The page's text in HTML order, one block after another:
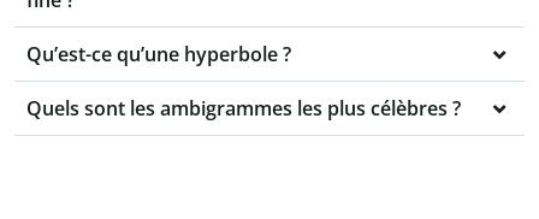
Qu’est-ce qu’une hyperbole ?
Quels sont les ambigrammes les plus célèbres ?